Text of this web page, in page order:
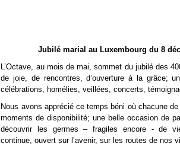
Jubilé marial au Luxembourg du 8
L’Octave, au mois de mai, sommet du jubilé des
de joie, de rencontres, d’ouverture à la grâce;
célébrations, homélies, veillées, concerts,
Nous avons apprécié ce temps béni où chacune
moments de disponibilité; une belle occasion de
découvrir les germes – fragiles encore - de
continue, ouvert sur l’avenir, sur les routes de nos